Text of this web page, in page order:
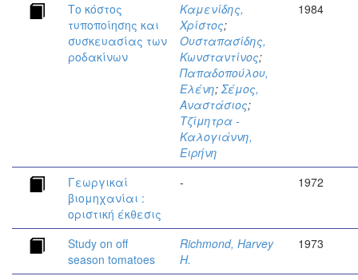
Το κόστος
τυποποίησης και
συσκευασίας των
ροδακίνων
Καμενίδης,
Χρίστος;
Ουσταπασίδης,
Κωνσταντίνος;
Παπαδοπούλου,
Ελένη;Σέμος,
Αναστάσιος;
Τζίμητρα -
Καλογιάννη,
Ειρήνη
1984
Γεωργικαί
βιομηχανίαι :
οριστική έκθεσις
- 1972
Study on off
season tomatoes
Richmond, Harvey
H.
1973